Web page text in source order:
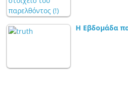
Η Εβδομάδα